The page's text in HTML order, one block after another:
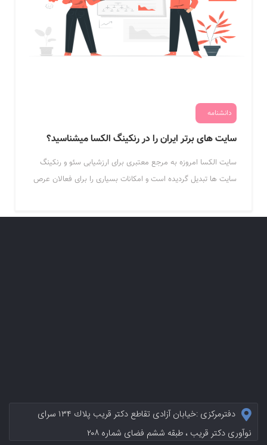
دانشنامه
سایت های برتر ایران را در رنکینگ الکسا میشناسید؟
سایت الکسا امروزه به مرجع معتبری برای ارزشیابی سئو و رنکینگ
سایت ها تبدیل گردیده است و امکانات بسیاری را برای فعالان عرص
دفترمرکزی :خيابان آزادی تقاطع دکتر قریب پلاك ۱۳۴ سرای
نوآوری دکتر قریب ، طبقه ششم فضای شماره ۲۰۸